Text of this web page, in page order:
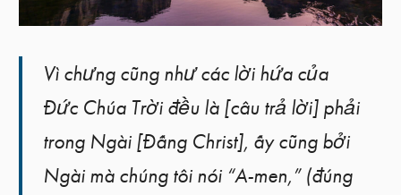
Vì chưng cũng như các lời hứa của
Đức Chúa Trời đều là [câu trả lời] phải
trong Ngài [Đấng Christ], ấy cũng bởi
Ngài mà chúng tôi nói “A-men,” (đúng